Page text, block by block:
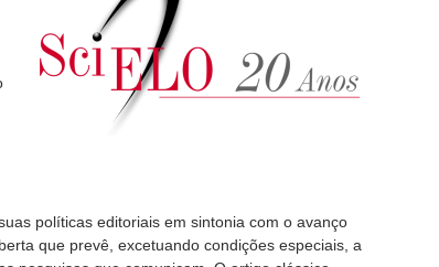
políticas editoriais em sintonia com o avanço
que prevê, excetuando condições especiais, a